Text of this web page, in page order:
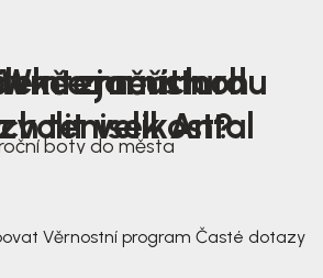
jarních
tenisek Antal
změřit nohu
velikost?
mustard
boty do města
Věrnostní program Časté dotazy